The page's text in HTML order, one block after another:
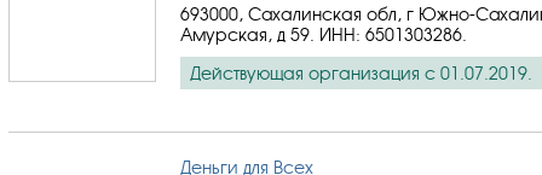
693000, Сахалинская обл, г Южно-
Амурская, д 59. ИНН: 6501303286
Действующая организация с 01.07.2019.
Деньги для Всех